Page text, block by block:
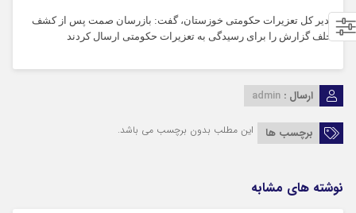
مدیر کل تعزیرات حکومتی خوزستان، گفت: بازرسان صمت پس از کشف
تخلف گزارش را برای رسیدگی به تعزیرات حکومتی ارسال کردند
ارسال : admin
برچسب ها این مطلب بدون برچسب می باشد.
نوشته های مشابه